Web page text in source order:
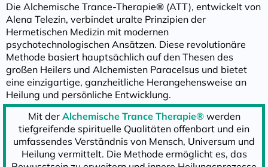
Die Alchemische Trance-Therapie® (ATT), entwickelt von
Alena Telezin, verbindet uralte Prinzipien der
Hermetischen Medizin mit modernen
psychotechnologischen Ansätzen. Diese revolutionäre
Methode basiert hauptsächlich auf den Thesen des
großen Heilers und Alchemisten Paracelsus und bietet
eine einzigartige, ganzheitliche Herangehensweise an
Heilung und persönliche Entwicklung.
Mit der Alchemische Trance Therapie®werden
tiefgreifende spirituelle Qualitäten offenbart und ein
umfassendes Verständnis von Mensch, Universum und
Heilung vermittelt. Die Methode ermöglicht es, das